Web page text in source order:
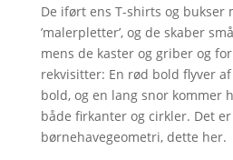
De iført ens T-shirts og bukser
’malerpletter’, og de skaber
mens de kaster og griber og
rekvisitter: En rød bold flyver
bold, og en lang snor kommer
både firkanter og cirkler. Det
børnehavegeometri, dette her.